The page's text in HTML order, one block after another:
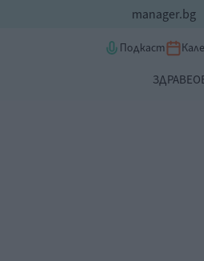
manager.bg
Подкаст
ЗДРАВЕ